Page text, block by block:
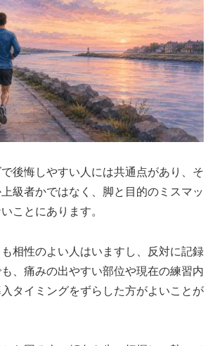
後悔しやすい人には共通点があり、そ
級者かではなく、脚と目的のミスマッ
ことにあります。
相性のよい人はいますし、反対に記録
、痛みの出やすい部位や現在の練習内
タイミングをずらした方がよいことが